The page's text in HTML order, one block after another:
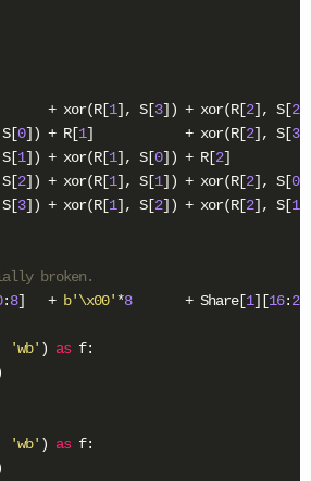
+ xor(R[1], S[3]) + xor(R[2], S[2
0]) + R[1]            + xor(R[2], S[3
1]) + xor(R[1], S[0]) + R[2]
2]) + xor(R[1], S[1]) + xor(R[2], S[0
3]) + xor(R[1], S[2]) + xor(R[2], S[1
broken.
:8]   + b'\x00'*8
       + Share[
1][16:24
'wb' ) as f:
'wb' ) as f: